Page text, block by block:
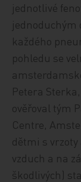
jednotlivé
jednoduchým
každého
pohledu se
Petera
ověřoval tým
Centre,
dětmi s vrzoty
vzduch a na
škodlivých)